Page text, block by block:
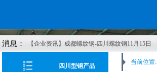
消息：
【企业资讯】成都螺纹钢-四川螺纹钢11月15日
【企业资讯】四川钢材-成都螺纹钢-四川钢轨-
四川型钢产品
当前位置: